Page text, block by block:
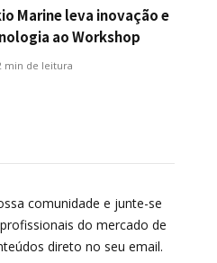
Marine leva inovação e
ao Workshop
da Poli-USP
min de leitura
comunidade e junte-se
do mercado de
direto no seu email.